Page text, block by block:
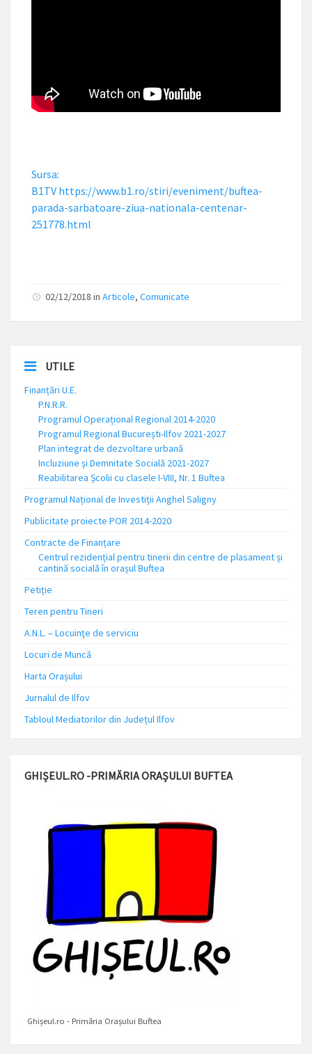
Sursa:
B1TV https://www.b1.ro/stiri/eveniment/buftea-
parada-sarbatoare-ziua-nationala-centenar-
251778.html
02/12/2018 in Articole, Comunicate
UTILE
Finanțări U.E.
P.N.R.R.
Programul Operațional Regional 2014-2020
Programul Regional București-Ilfov 2021-2027
Plan integrat de dezvoltare urbană
Incluziune și Demnitate Socială 2021-2027
Reabilitarea Școlii cu clasele I-VIII, Nr. 1 Buftea
Programul Național de Investiții Anghel Saligny
Publicitate proiecte POR 2014-2020
Contracte de Finanțare
Centrul rezidențial pentru tinerii din centre de plasament și
cantină socială în orașul Buftea
Petiție
Teren pentru Tineri
A.N.L. – Locuinţe de serviciu
Locuri de Muncă
Harta Orașului
Jurnalul de Ilfov
Tabloul Mediatorilor din Județul Ilfov
GHIȘEUL.RO -PRIMĂRIA ORAȘULUI BUFTEA
Ghișeul.ro - Primăria Orașului Buftea